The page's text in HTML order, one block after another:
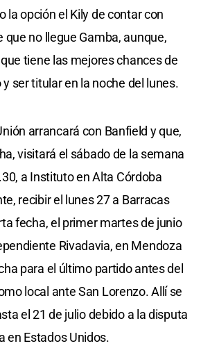
la opción el Kily de contar con
que no llegue Gamba, aunque,
tiene las mejores chances de
ser titular en la noche del lunes.
arrancará con Banfield y que,
visitará el sábado de la semana
a Instituto en Alta Córdoba
recibir el lunes 27 a Barracas
fecha, el primer martes de junio
Rivadavia, en Mendoza
para el último partido antes del
local ante San Lorenzo. Allí se
el 21 de julio debido a la disputa
en Estados Unidos.